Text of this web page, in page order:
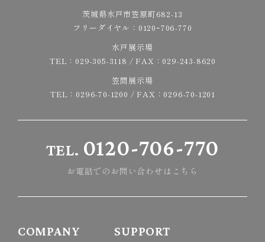
茨城県水戸市笠原町682-13
フリーダイヤル： 0120ｰ706-770
水戸展示場
TEL： 029-305-3118 / FAX：029-243-8620
笠間展示場
TEL： 0296-70-1200 / FAX：0296-70-1201
TEL. 0120-706-770
お電話でのお問い合わせはこちら
COMPANY SUPPORT